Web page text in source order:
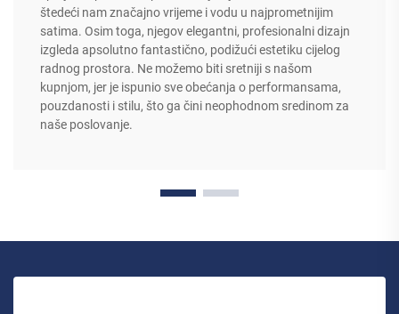
štedeći nam značajno vrijeme i vodu u najprometnijim
satima. Osim toga, njegov elegantni, profesionalni dizajn
izgleda apsolutno fantastično, podižući estetiku cijelog
radnog prostora. Ne možemo biti sretniji s našom
kupnjom, jer je ispunio sve obećanja o performansama,
pouzdanosti i stilu, što ga čini neophodnom sredinom za
naše poslovanje.